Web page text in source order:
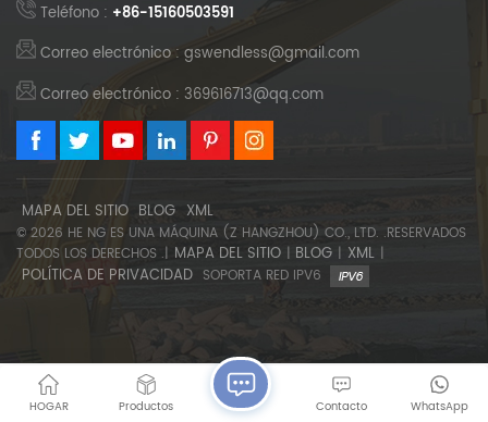
Teléfono : +86-15160503591
Correo electrónico : gswendless@gmail.com
Correo electrónico : 369616713@qq.com
MAPA DEL SITIO BLOG XML
© 2026 HE NG ES UNA MÁQUINA (Z HANGZHOU) CO., LTD. .RESERVADOS
TODOS LOS DERECHOS .| MAPA DEL SITIO | BLOG | XML |
POLÍTICA DE PRIVACIDAD SOPORTA RED IPV6
HOGAR Productos WhatsApp
Contacto